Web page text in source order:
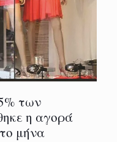
των
η αγορά
μήνα